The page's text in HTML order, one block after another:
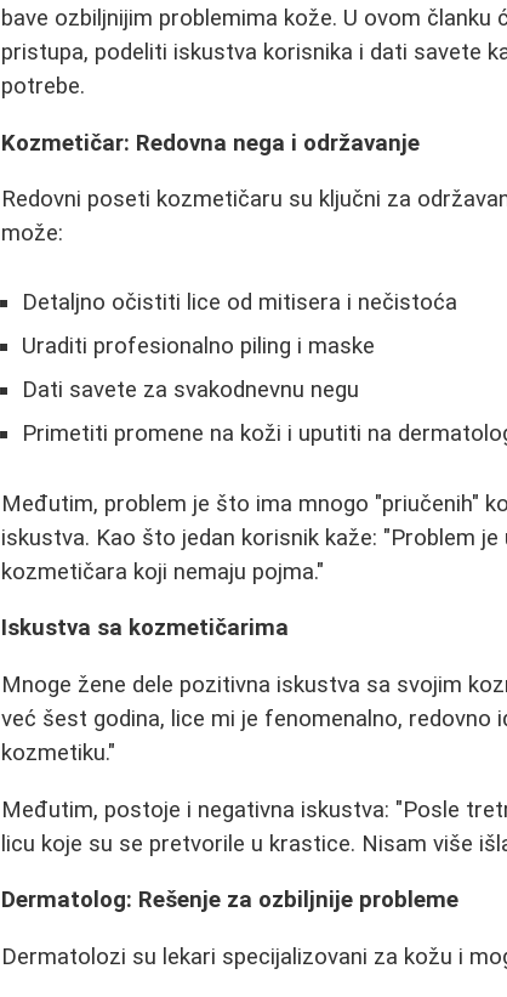
bave ozbiljnijim problemima kože. U ovom
pristupa, podeliti iskustva korisnika i dati savete
potrebe.
Kozmetičar: Redovna nega i održavanje
Redovni poseti kozmetičaru su ključni za
može:
Detaljno očistiti lice od mitisera i nečistoća
Uraditi profesionalno piling i maske
Dati savete za svakodnevnu negu
Primetiti promene na koži i uputiti na
Međutim, problem je što ima mnogo "priučenih"
iskustva. Kao što jedan korisnik kaže: "Problem
kozmetičara koji nemaju pojma."
Iskustva sa kozmetičarima
Mnoge žene dele pozitivna iskustva sa svojim
već šest godina, lice mi je fenomenalno,
kozmetiku."
Međutim, postoje i negativna iskustva: "Posle
licu koje su se pretvorile u krastice. Nisam više
Dermatolog: Rešenje za ozbiljnije probleme
Dermatolozi su lekari specijalizovani za kožu i